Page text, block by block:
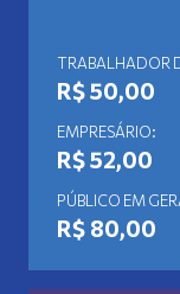
TRABALHADOR
R$ 50,00
EMPRESÁRIO:
R$ 52,00
PÚBLICO EM
R$ 80,00